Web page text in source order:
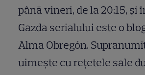
până vineri, de la 20:15, și
Gazda serialului este o
Alma Obregón.
uimeşte cu reţetele sale